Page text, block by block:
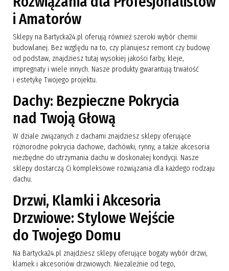
i Amatorów
Sklepy na Bartycka24.pl oferują również szeroki wybór chemii
budowlanej. Bez względu na to, czy planujesz remont czy budowę
od podstaw, znajdziesz tutaj wysokiej jakości farby, kleje,
impregnaty i wiele innych. Nasze produkty gwarantują trwałość
i estetykę Twojego projektu.
Dachy: Bezpieczne Pokrycia
nad Twoją Głową
W dziale związanych z dachami znajdziesz sklepy oferujące
różnorodne pokrycia dachowe, dachówki, rynny, a także akcesoria
niezbędne do utrzymania dachu w doskonałej kondycji. Nasze
sklepy dostarczą Ci kompleksowe rozwiązania dla każdego rodzaju
dachu.
Drzwi, Klamki i Akcesoria
Drzwiowe: Stylowe Wejście
do Twojego Domu
Na Bartycka24.pl znajdziesz sklepy oferujące bogaty wybór drzwi,
klamek i akcesoriów drzwiowych. Niezależnie od tego,